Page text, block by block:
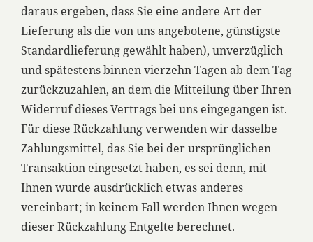
daraus ergeben, dass Sie eine andere Art der
Lieferung als die von uns angebotene, günstigste
Standardlieferung gewählt haben), unverzüglich
und spätestens binnen vierzehn Tagen ab dem Tag
zurückzuzahlen, an dem die Mitteilung über Ihren
Widerruf dieses Vertrags bei uns eingegangen ist.
Für diese Rückzahlung verwenden wir dasselbe
Zahlungsmittel, das Sie bei der ursprünglichen
Transaktion eingesetzt haben, es sei denn, mit
Ihnen wurde ausdrücklich etwas anderes
vereinbart; in keinem Fall werden Ihnen wegen
dieser Rückzahlung Entgelte berechnet.